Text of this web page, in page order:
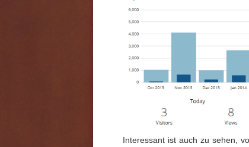
Interessant ist auch zu sehen,